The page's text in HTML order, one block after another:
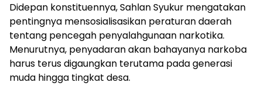
Didepan konstituennya, Sahlan Syukur mengatakan
pentingnya mensosialisasikan peraturan daerah
tentang pencegah penyalahgunaan narkotika.
Menurutnya, penyadaran akan bahayanya narkoba
harus terus digaungkan terutama pada generasi
muda hingga tingkat desa.